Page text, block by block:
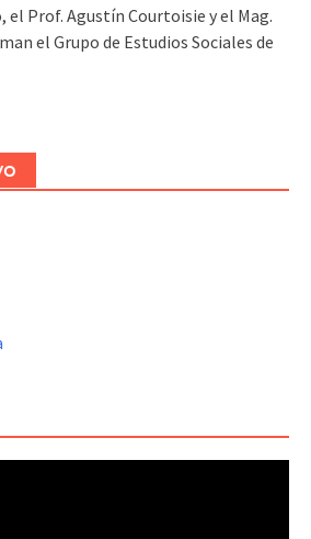
el Prof. Agustín Courtoisie y el Mag.
el Grupo de Estudios Sociales de